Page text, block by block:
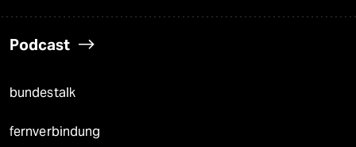
Podcast
bundestalk
fernverbindung